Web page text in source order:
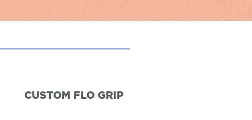
swipe
CUSTOM FLO GRIP